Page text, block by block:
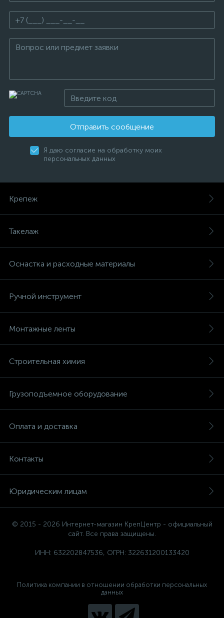
Отправить сообщение
Я даю согласие на обработку моих
персональных данных
Крепеж
Такелаж
Оснастка и расходные материалы
Ручной инструмент
Монтажные ленты
Строительная химия
Грузоподъемное оборудование
Оплата и доставка
Контакты
Юридическим лицам
© 2015 - 2026 Интернет-магазин КрепЦентр - официальный
сайт. Все права защищены.
ИНН: 632202847536, ОГРН: 322631200133420
Политика компании в отношении обработки персональных
данных